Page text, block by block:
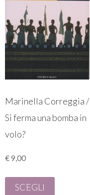
Marinella Correggia /
Si ferma una bomba in
volo?
€9,00
SCEGLI